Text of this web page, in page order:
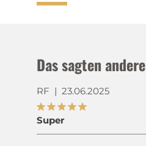
Das sagten andere
RF | 23.06.2025
Super